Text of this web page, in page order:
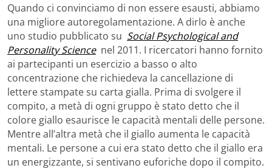
Quando ci convinciamo di non essere esausti, abbiamo
una migliore autoregolamentazione. A dirlo è anche
uno studio pubblicato su Social Psychological and
Personality Sciencenel 2011. I ricercatori hanno fornito
ai partecipanti un esercizio a basso o alto
concentrazione che richiedeva la cancellazione di
lettere stampate su carta gialla. Prima di svolgere il
compito, a metà di ogni gruppo è stato detto che il
colore giallo esaurisce le capacità mentali delle persone.
Mentre all’altra metà che il giallo aumenta le capacità
mentali. Le persone a cui era stato detto che il giallo era
un energizzante, si sentivano euforiche dopo il compito.